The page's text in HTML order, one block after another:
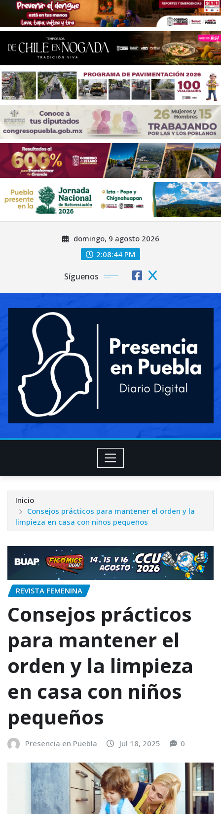
domingo, 9 agosto 2026
2:08:45 PM
Síguenos
Inicio
Consejos prácticos para mantener el orden y la
limpieza en casa con niños pequeños
REVISTA FEMENINA
Consejos prácticos
para mantener el
orden y la limpieza
en casa con niños
pequeños
Presencia en Puebla Jul 18, 2025 0